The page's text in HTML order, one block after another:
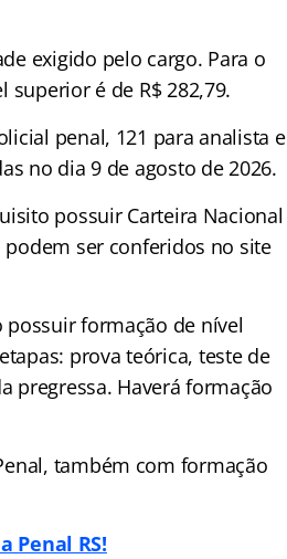
exigido pelo cargo. Para o
superior é de R$ 282,79.
penal, 121 para analista e
no dia 9 de agosto de 2026.
possuir Carteira Nacional
podem ser conferidos no site
possuir formação de nível
prova teórica, teste de
pregressa. Haverá formação
também com formação
Penal RS!